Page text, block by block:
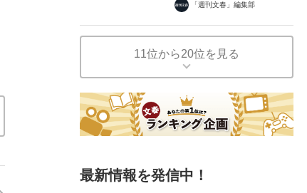
「週刊文春」編集部
11位から20位を見る
最新情報を発信中！